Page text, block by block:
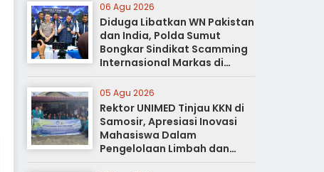
06 Agu 2026
Diduga Libatkan WN Pakistan
dan India, Polda Sumut
Bongkar Sindikat Scamming
Internasional Markas di
Apartemen Podomoro
05 Agu 2026
Rektor UNIMED Tinjau KKN di
Samosir, Apresiasi Inovasi
Mahasiswa Dalam
Pengelolaan Limbah dan
Pertanian Ramah Lingkungan